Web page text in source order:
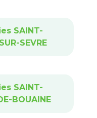
SAINT-
SEVRE
SAINT-
BOUAINE